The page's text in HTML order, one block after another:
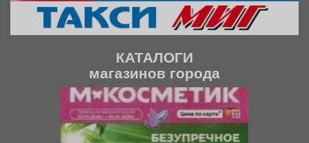
КАТАЛОГИ
магазинов города